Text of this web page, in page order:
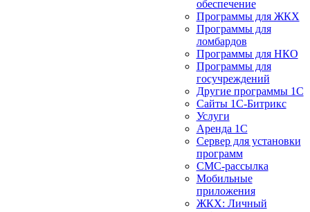
обеспечение
Программы для ЖКХ
Программы для
ломбардов
Программы для НКО
Программы для
госучреждений
Другие программы 1С
Сайты 1С-Битрикс
Услуги
Аренда 1С
Сервер для установки
программ
СМС-рассылка
Мобильные
приложения
ЖКХ: Личный